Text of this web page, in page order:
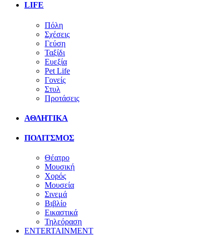
LIFE
Πόλη
Σχέσεις
Γεύση
Ταξίδι
Ευεξία
Pet Life
Γονείς
Στυλ
Προτάσεις
ΑΘΛΗΤΙΚΑ
ΠΟΛΙΤΣΜΟΣ
Θέατρο
Μουσική
Χορός
Μουσεία
Σινεμά
Βιβλίο
Εικαστικά
Τηλεόραση
ENTERTAINMENT